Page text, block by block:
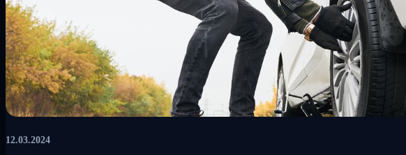
12.03.2024